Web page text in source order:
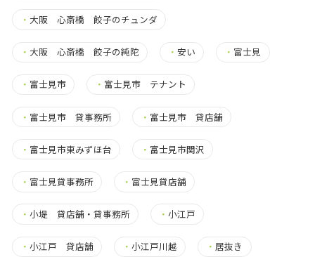
・ 大阪 心斎橋 餃子のチュンダ
・ 大阪 心斎橋 餃子の純陀 ・安い ・ 富士見
・ 富士見市 ・ 富士見市 テナント
・ 富士見市 貸事務所 ・ 富士見市 貸店舗
・ 富士見市東みずほ台 ・ 富士見市関沢
・ 富士見貸事務所 ・ 富士見貸店舗
・ 小堤 貸店舗・貸事務所 ・小江戸
・ 小江戸 貸店舗 ・小江戸川越 ・居抜き